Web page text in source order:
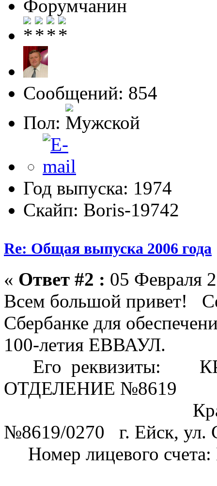
Форумчанин
Сообщений: 854
Пол:
Год выпуска: 1974
Скайп: Boris-19742
Re: Общая выпуска 2006 года
« Ответ #2 : 05 Февраля
Всем большой привет!
Сбербанке для
100-летия ЕВВАУЛ.
Его реквизиты:
ОТДЕЛЕНИЕ №8619
№8619/0270 г. Ейск, ул.
Номер лицевого